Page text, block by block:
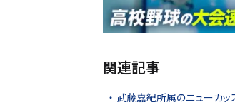
関連記事
武藤嘉紀所属のニューカッ